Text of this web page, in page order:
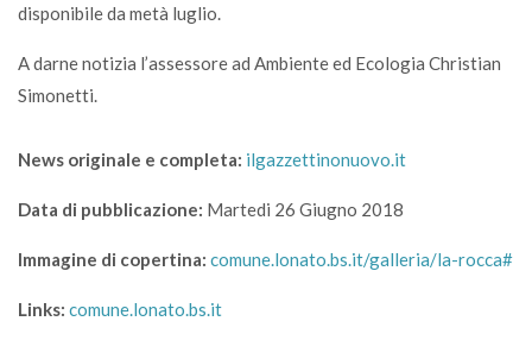
disponibile da metà luglio.
A darne notizia l’assessore ad Ambiente ed Ecologia Christian
Simonetti.
News originale e completa: ilgazzettinonuovo.it
Data di pubblicazione: Martedi 26 Giugno 2018
Immagine di copertina: comune.lonato.bs.it/galleria/la-rocca#
Links: comune.lonato.bs.it